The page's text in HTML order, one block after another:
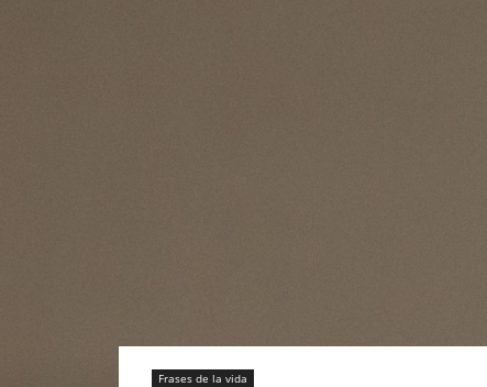
Frases de la vida